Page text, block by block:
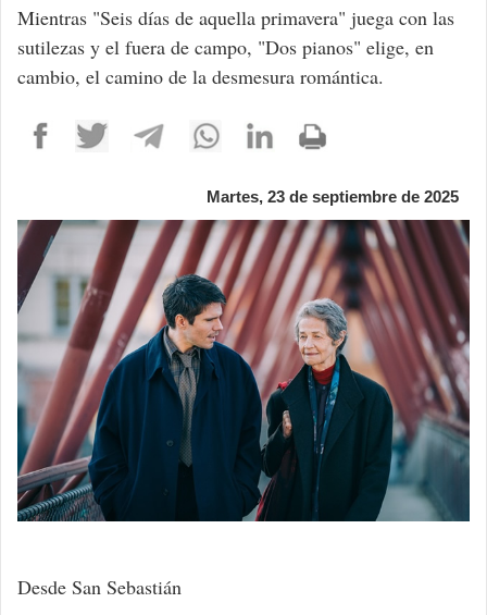
Mientras "Seis días de aquella primavera" juega con las
sutilezas y el fuera de campo, "Dos pianos" elige, en
cambio, el camino de la desmesura romántica.
Martes, 23 de septiembre de 2025
Desde San Sebastián